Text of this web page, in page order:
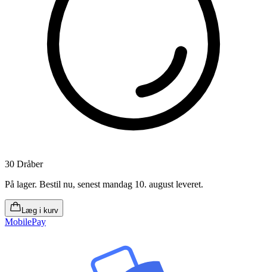
30 Dråber
På lager. Bestil nu, senest mandag 10. august leveret.
Læg i kurv
MobilePay